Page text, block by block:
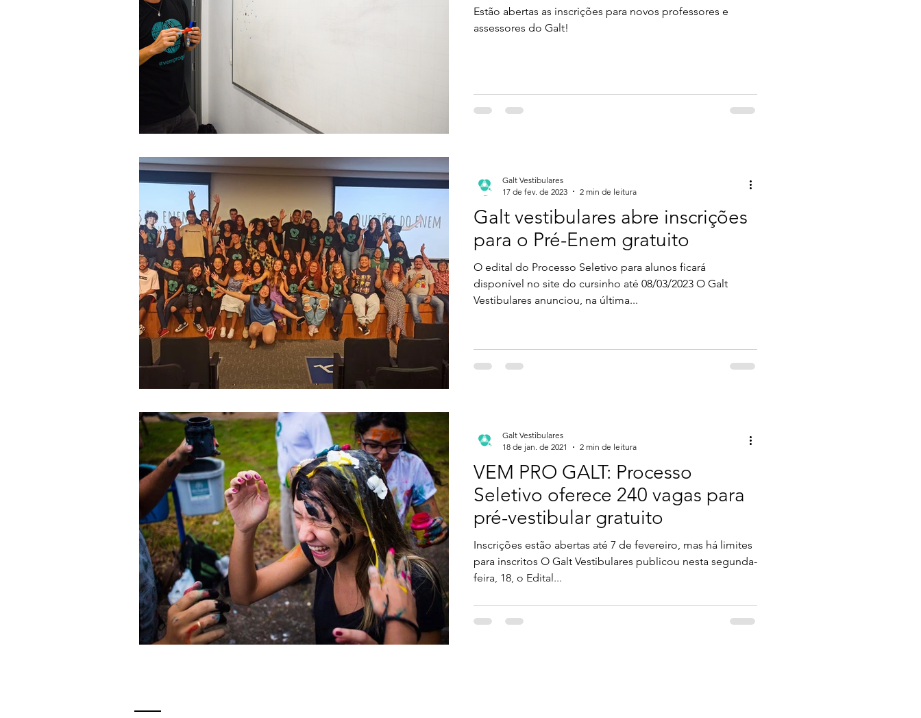
Estão abertas as inscrições para novos professores e
assessores do Galt!
Galt vestibulares abre inscrições
para o Pré-Enem gratuito
O edital do Processo Seletivo para alunos ficará
disponível no site do cursinho até 08/03/2023 O Galt
Vestibulares anunciou, na última...
Galt Vestibulares
17 de fev. de 2023
2 min de leitura
VEM PRO GALT: Processo
Seletivo oferece 240 vagas para
pré-vestibular gratuito
Inscrições estão abertas até 7 de fevereiro, mas há limites
para inscritos O Galt Vestibulares publicou nesta segunda-
feira, 18, o Edital...
Galt Vestibulares
18 de jan. de 2021
2 min de leitura